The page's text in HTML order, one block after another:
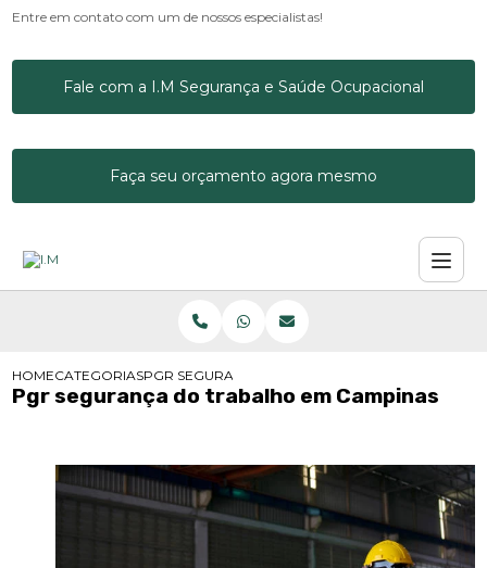
Entre em contato com um de nossos especialistas!
Fale com a I.M Segurança e Saúde Ocupacional
Faça seu orçamento agora mesmo
HOMECATEGORIASPGR SEGURANÇA DO TRABALHO EM CAMPINAS
Pgr segurança do trabalho em Campinas